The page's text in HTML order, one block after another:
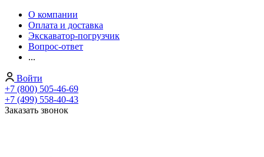
О компании
Оплата и доставка
Экскаватор-погрузчик
Вопрос-ответ
...
Войти
+7 (800) 505-46-69
+7 (499) 558-40-43
Заказать звонок